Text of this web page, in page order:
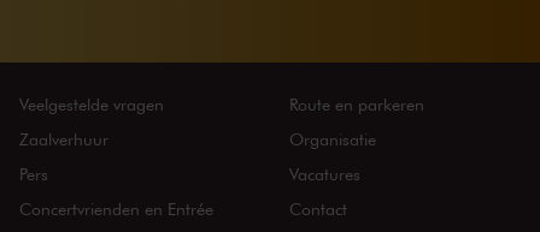
Veelgestelde vragen
Zaalverhuur
Pers
Concertvrienden en Entrée
Route en parkeren
Organisatie
Vacatures
Contact